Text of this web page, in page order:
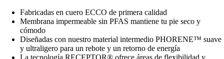
Fabricadas en cuero ECCO de primera calidad
Membrana impermeable sin PFAS mantiene tu pie seco y
cómodo
Diseñadas con nuestro material intermedio PHORENE™ suave
y ultraligero para un rebote y un retorno de energía
La tecnología RECEPTOR® ofrece áreas de flexibilidad y